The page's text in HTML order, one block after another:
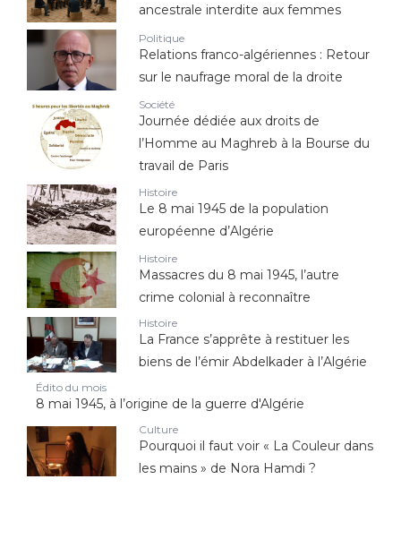
ancestrale interdite aux femmes
Politique
Relations franco-algériennes : Retour
sur le naufrage moral de la droite
Société
Journée dédiée aux droits de
l’Homme au Maghreb à la Bourse du
travail de Paris
Histoire
Le 8 mai 1945 de la population
européenne d’Algérie
Histoire
Massacres du 8 mai 1945, l’autre
crime colonial à reconnaître
Histoire
La France s’apprête à restituer les
biens de l’émir Abdelkader à l’Algérie
Édito du mois
8 mai 1945, à l’origine de la guerre d'Algérie
Culture
Pourquoi il faut voir « La Couleur dans
les mains » de Nora Hamdi ?